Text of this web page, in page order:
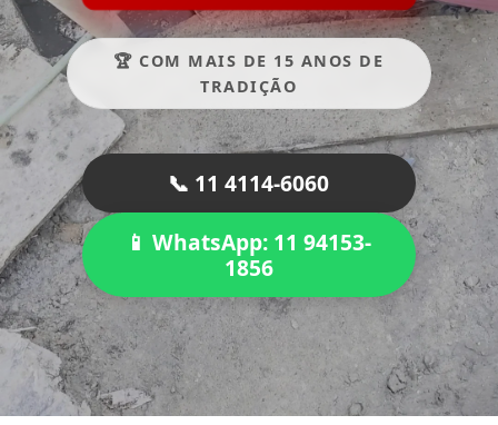
🏆 COM MAIS DE 15 ANOS DE
TRADIÇÃO
📞 11 4114-6060
📱 WhatsApp: 11 94153-
1856